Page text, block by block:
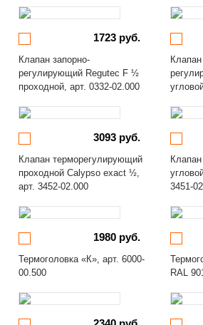
1723 руб.
Клапан запорно-
регулирующий Regutec F ½
проходной, арт. 0332-02.000
3093 руб.
Клапан терморегулирующий
проходной Calypso exact ½,
арт. 3452-02.000
3451-
1980 руб.
Термоголовка «К», арт. 6000-
00.500
RAL